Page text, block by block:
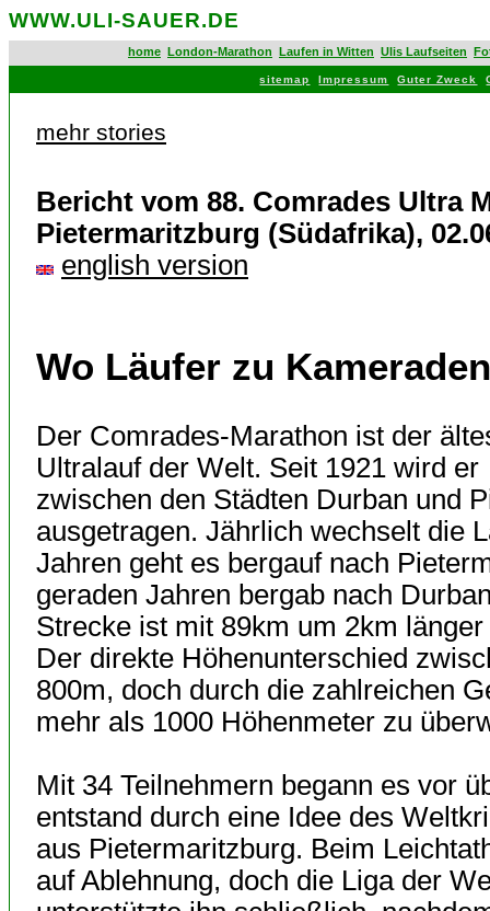
WWW.ULI-SAUER.DE
home London-Marathon Laufen in Witten Ulis Laufseiten
sitemap Impressum Guter Zweck
mehr stories
Bericht vom 88. Comrades Ultra
Pietermaritzburg (Südafrika),
english version
Wo Läufer zu
Der Comrades-Marathon ist der
Ultralauf der Welt. Seit 1921 wird er
zwischen den Städten Durban und
ausgetragen. Jährlich wechselt die
Jahren geht es bergauf nach
geraden Jahren bergab nach
Strecke ist mit 89km um 2km
Der direkte Höhenunterschied
800m, doch durch die zahlreichen
mehr als 1000 Höhenmeter zu
Mit 34 Teilnehmern begann es vor
entstand durch eine Idee des
aus Pietermaritzburg. Beim
auf Ablehnung, doch die Liga der